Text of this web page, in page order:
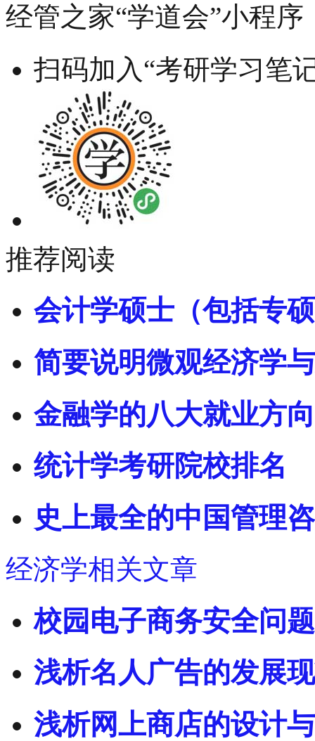
经管之家“学道会”小程序
扫码加入“考研学习笔
推荐阅读
会计学硕士（包括专
简要说明微观经济学
金融学的八大就业方
统计学考研院校排名
史上最全的中国管理
经济学相关文章
校园电子商务安全问
浅析名人广告的发展
浅析网上商店的设计